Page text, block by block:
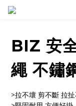
BIZ 安
繩 不鏽
>拉不壞 剪不斷 拉